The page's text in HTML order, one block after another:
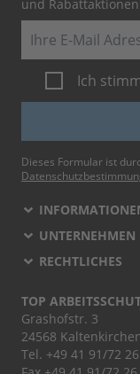
und
Ich
Dieses Formular ist
UNTERNEHMEN
RECHTLICHES
TOP
Grashofstr. 3
24568
Tel. +49 41 91/72